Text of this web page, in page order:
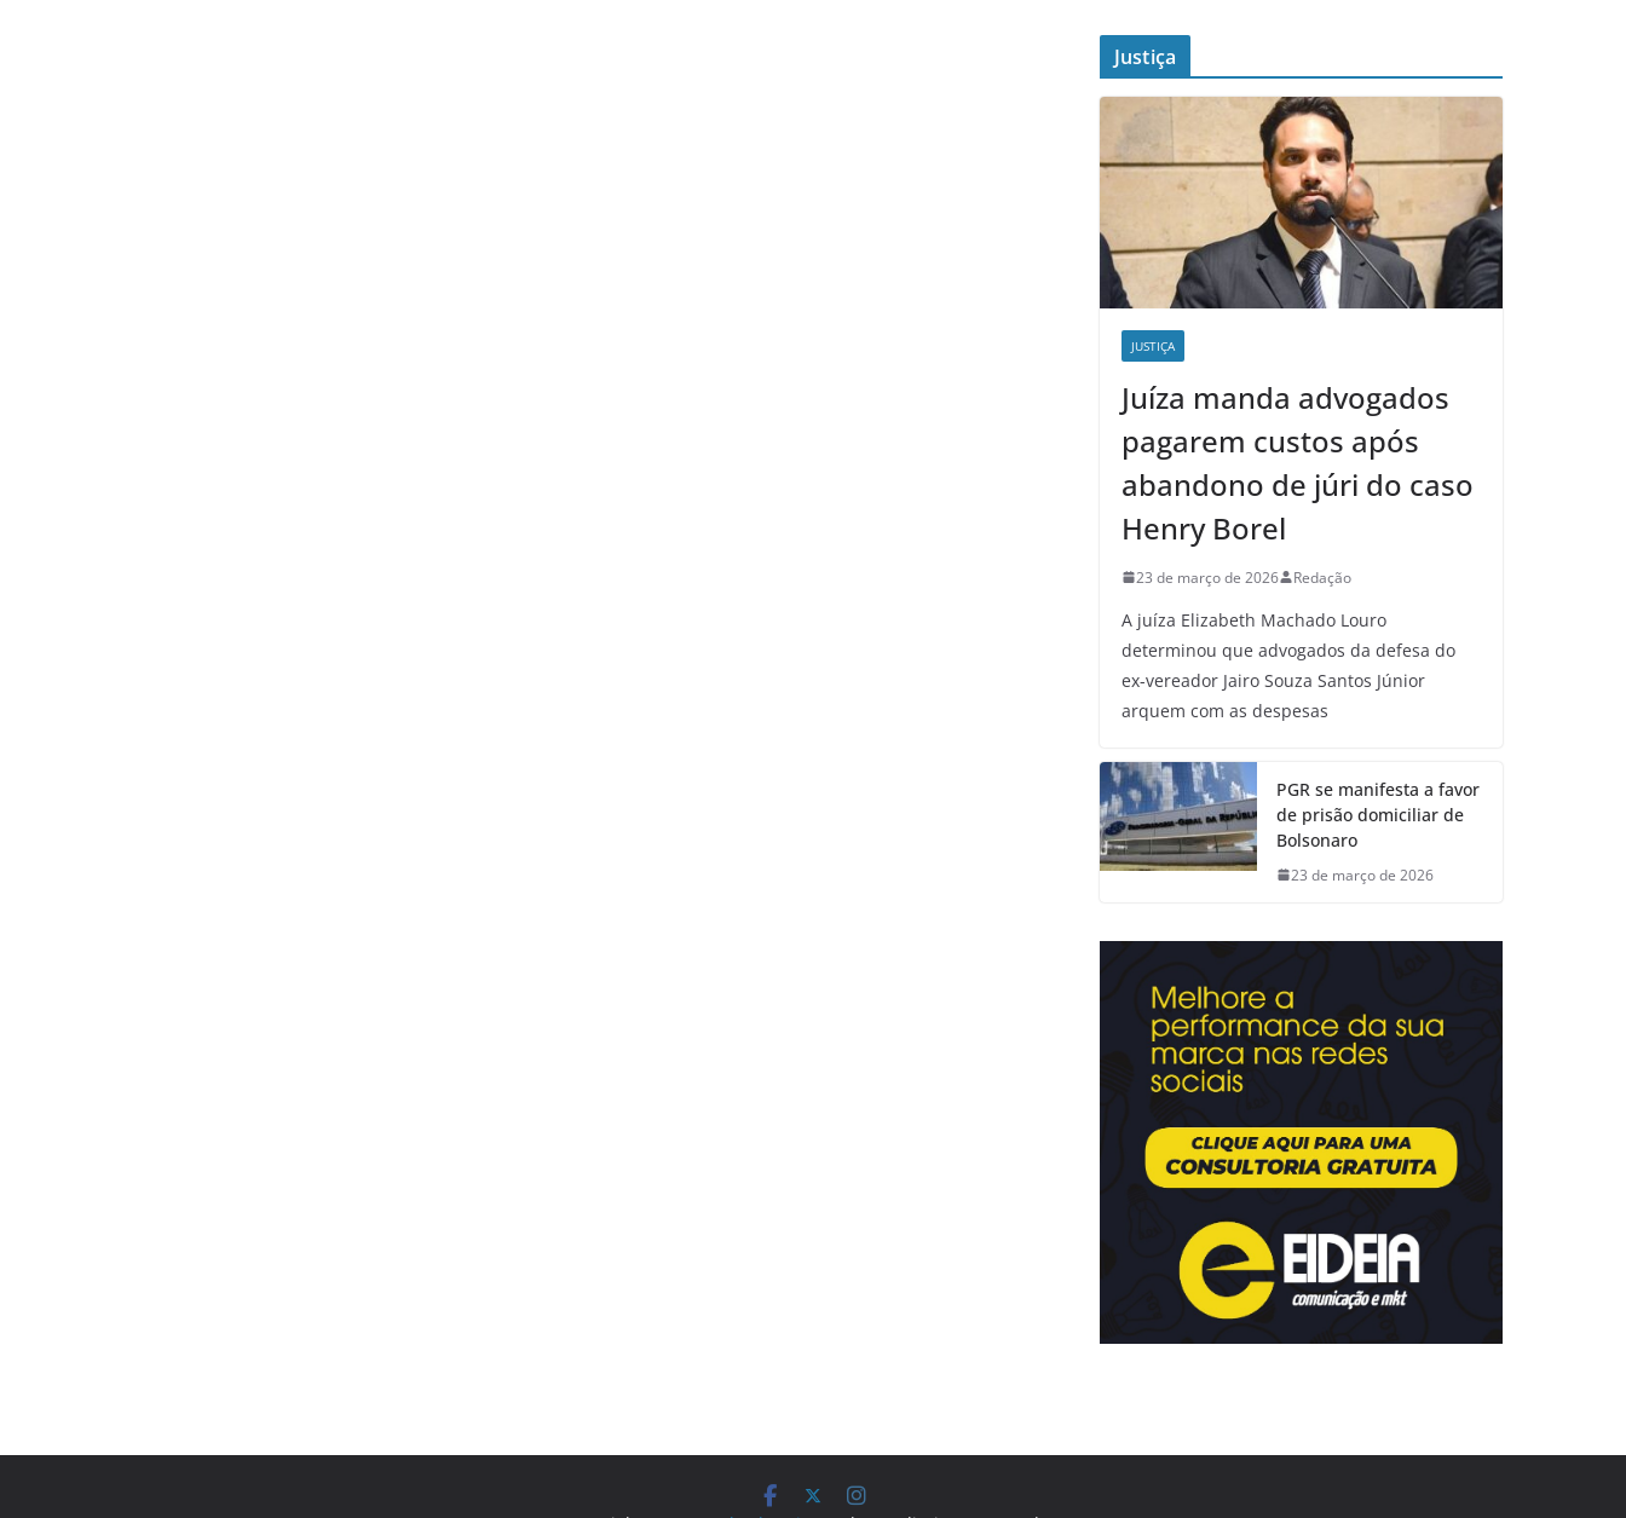
Justiça
JUSTIÇA
Juíza manda advogados
pagarem custos após
abandono de júri do caso
Henry Borel
23 de março de 2026 Redação
A juíza Elizabeth Machado Louro
determinou que advogados da defesa do
ex-vereador Jairo Souza Santos Júnior
arquem com as despesas
PGR se manifesta a favor
de prisão domiciliar de
Bolsonaro
23 de março de 2026